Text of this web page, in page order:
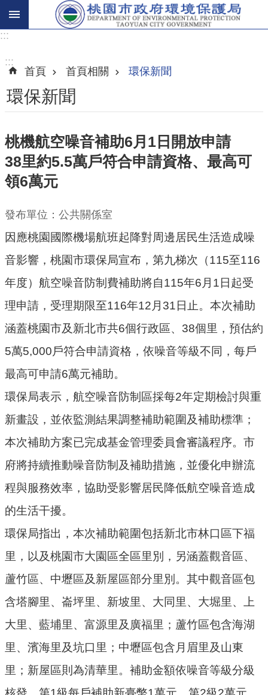
搜
尋
關
於
我
環
保
主
題
境
品
民
服
務
資
公
開
所
屬
機
關
電
動
機
大
廢
:::
:::
首頁
首頁相關 環保新聞
環保新聞
桃機航空噪音補助6月1日開放申請
38里約5.5萬戶符合申請資格、最高可
領6萬元
發布單位：公共關係室
因應桃園國際機場航班起降對周邊居民生活造成噪
音影響，桃園市環保局宣布，第九梯次（115至116
年度）航空噪音防制費補助將自115年6月1日起受
理申請，受理期限至116年12月31日止。本次補助
涵蓋桃園市及新北市共6個行政區、38個里，預估約
5萬5,000戶符合申請資格，依噪音等級不同，每戶
最高可申請6萬元補助。
環保局表示，航空噪音防制區採每2年定期檢討與重
新畫設，並依監測結果調整補助範圍及補助標準；
本次補助方案已完成基金管理委員會審議程序。市
府將持續推動噪音防制及補助措施，並優化申辦流
程與服務效率，協助受影響居民降低航空噪音造成
的生活干擾。
環保局指出，本次補助範圍包括新北市林口區下福
里，以及桃園市大園區全區里別，另涵蓋觀音區、
蘆竹區、中壢區及新屋區部分里別。其中觀音區包
含塔腳里、崙坪里、新坡里、大同里、大堀里、上
大里、藍埔里、富源里及廣福里；蘆竹區包含海湖
里、濱海里及坑口里；中壢區包含月眉里及山東
里；新屋區則為清華里。補助金額依噪音等級分級
核發，第1級每戶補助新臺幣1萬元、第2級2萬元、